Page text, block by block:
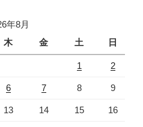
年8月
木 金 土 日
1 2
6 7 8 9
13 14 15 16